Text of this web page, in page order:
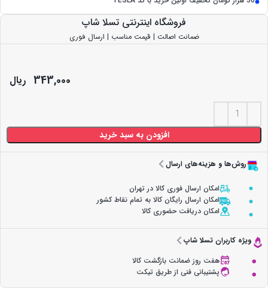
فروشگاه اینترنتی تسلا شاپ
ضمانت اصالت | قیمت مناسب | ارسال فوری
343,000 ریال
افزودن به سبد خرید
روش‌ها و هزینه‌های ارسال
امکان ارسال فوری کالا در تهران
امکان ارسال رایگان کالا به تمام نقاط کشور
امکان دریافت حضوری کالا
ویژه کاربران تسلا شاپ
هفت روز ضمانت بازگشت کالا
پشتیبانی فنی از طریق تیکت